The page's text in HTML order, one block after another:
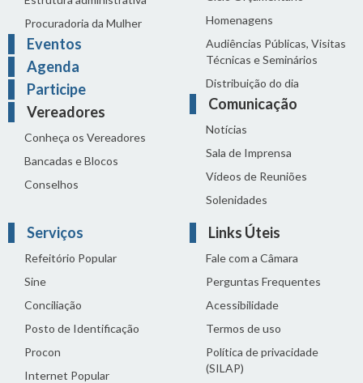
Procuradoria da Mulher
Eventos
Agenda
Participe
Vereadores
Conheça os Vereadores
Bancadas e Blocos
Conselhos
Homenagens
Audiências Públicas, Visitas
Técnicas e Seminários
Distribuição do dia
Comunicação
Notícias
Sala de Imprensa
Vídeos de Reuniões
Solenidades
Serviços
Refeitório Popular
Sine
Conciliação
Posto de Identificação
Procon
Internet Popular
Links Úteis
Fale com a Câmara
Perguntas Frequentes
Acessibilidade
Termos de uso
Política de privacidade
(SILAP)